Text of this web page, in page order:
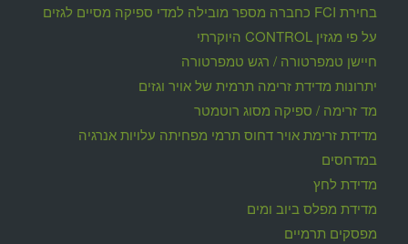
בחירת FCI כחברה מספר מובילה למדי ספיקה מסיים לגזים
על פי מגזין CONTROL היוקרתי
חיישן טמפרטורה / רגש טמפרטורה
יתרונות מדידת זרימה תרמית של אויר וגזים
מד זרימה / ספיקה מסוג רוטמטר
מדידת זרימת אויר דחוס תרמי מפחיתה עלויות אנרגיה
במדחסים
מדידת לחץ
מדידת מפלס ביוב ומים
מפסקים תרמיים